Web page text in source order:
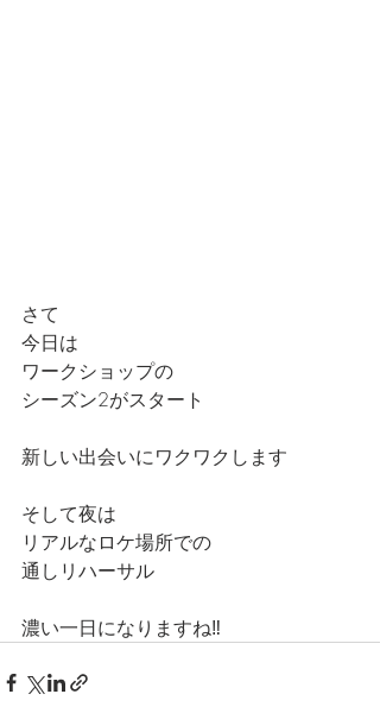
さて
今日は
ワークショップの
シーズン2がスタート
新しい出会いにワクワクします
そして夜は
リアルなロケ場所での
通しリハーサル
濃い一日になりますね‼️